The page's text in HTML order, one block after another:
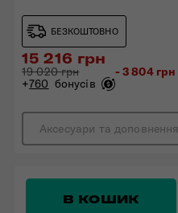
БЕЗКОШТОВНО
15 216 грн
19 020 грн
- 3 804 грн
+760 бонусів
Аксесуари та доповнення
В КОШИК